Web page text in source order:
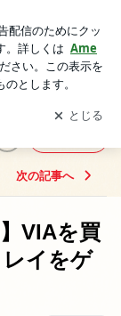
グ 時を旅するス
取りまし
開く
次の記事へ
VIAを買
イをゲ